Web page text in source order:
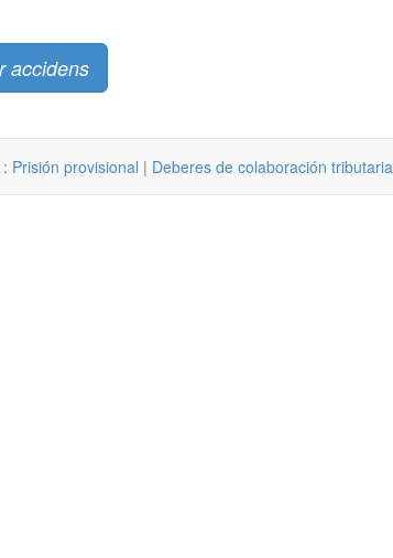
accidens
Prisión provisional | Deberes de colaboración tributaria